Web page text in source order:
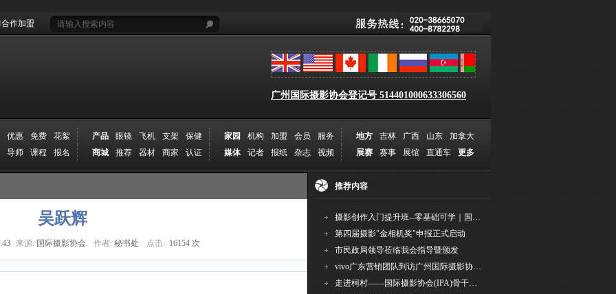
合作加盟
广州国际摄影协会登记号 514401000633306560
优惠 免费 花絮 产品 眼镜 飞机 支架 保健 家园 机构 加盟 会员 服务 地方 吉林 广西 山东
加拿大
导师
课程 报名 商城 推荐 器材 商家 认证 媒体 记者 报纸 杂志 视频 展赛 赛事 展馆 直通车 更多
吴跃辉
来源: 国际摄影协会 作者: 秘书处 点击: 16154 次
推荐内容
摄影创作入门提升班--零基础可学｜国际评委授课｜手机·相机均可｜AI工具｜摄影比赛指
第四届摄影"金相机奖"申报正式启动
市民政局领导莅临我会指导暨颁发
vivo广东营销团队到访广州国际摄影协会 共商合作事宜
走进柯村——国际摄影协会(IPA)骨干采风安徽行之6